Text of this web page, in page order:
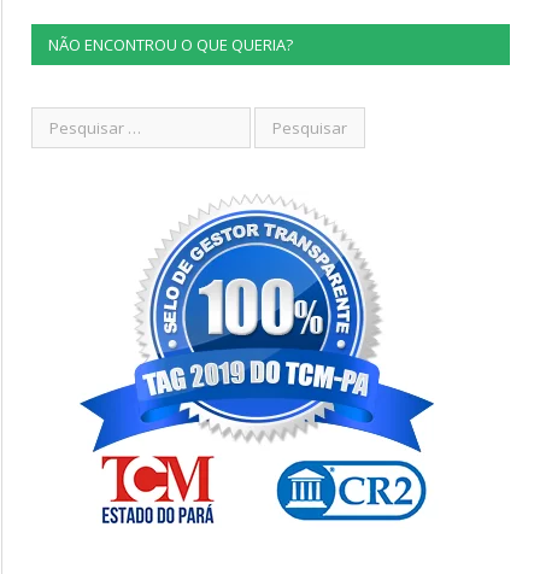
NÃO ENCONTROU O QUE QUERIA?